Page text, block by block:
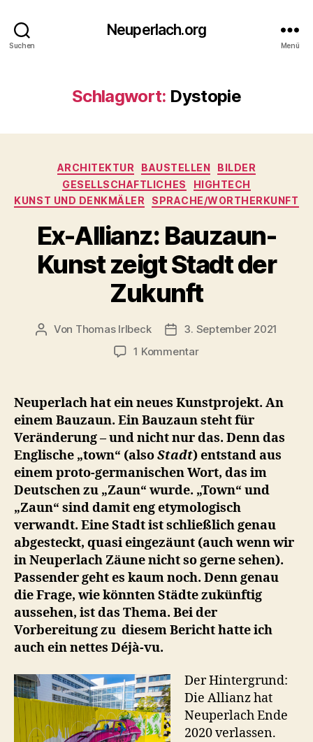
Suchen
Neuperlach.org
Menü
Schlagwort: Dystopie
Kategorien
ARCHITEKTUR BAUSTELLEN
BILDER
GESELLSCHAFTLICHES
HIGHTECH
KUNST UND DENKMÄLER
SPRACHE/WORTHERKUNFT
Ex-Allianz: Bauzaun-
Kunst zeigt Stadt der
Zukunft
Beitragsautor
Von Thomas Irlbeck Veröffentlichungsdatum
3. September 2021
1 Kommentarzu
Bauzaun-
Kunst
zeigt
Stadt
der
Zukunft
Neuperlach hat ein neues Kunstprojekt. An
einem Bauzaun. Ein Bauzaun steht für
Veränderung – und nicht nur das. Denn das
Englische „town“ (alsoStadt) entstand aus
einem proto-germanischen Wort, das im
Deutschen zu „Zaun“ wurde. „Town“ und
„Zaun“ sind damit eng etymologisch
verwandt. Eine Stadt ist schließlich genau
abgesteckt, quasi eingezäunt (auch wenn wir
in Neuperlach Zäune nicht so gerne sehen).
Passender geht es kaum noch. Denn genau
die Frage, wie könnten Städte zukünftig
aussehen, ist das Thema. Bei der
Vorbereitung zu diesem Bericht hatte ich
auch ein nettes Déjà-vu.
Der Hintergrund:
Die Allianz hat
Neuperlach Ende
2020 verlassen.